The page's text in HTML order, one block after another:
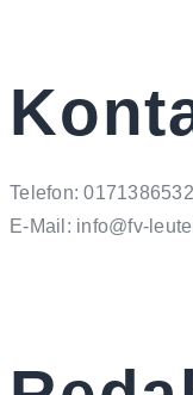
Telefon:
E-Mail: info@fv-